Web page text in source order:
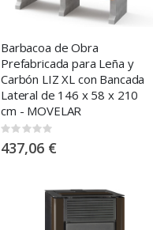
Barbacoa de Obra
Prefabricada para Leña y
Carbón LIZ XL con Bancada
Lateral de 146 x 58 x 210
cm - MOVELAR
Rating:
0%
437,06 €